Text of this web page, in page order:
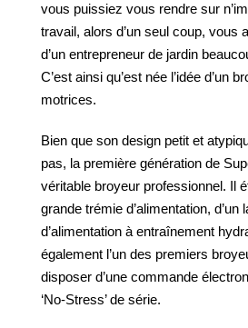
vous puissiez vous rendre sur
travail, alors d’un seul coup, vous
d’un entrepreneur de jardin
C’est ainsi qu’est née l’idée d’un
motrices.
Bien que son design petit et
pas, la première génération de
véritable broyeur professionnel. Il
grande trémie d’alimentation, d’un
d’alimentation à entraînement
également l’un des premiers
disposer d’une commande
‘No-Stress’ de série.